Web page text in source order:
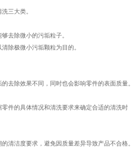
三大类。
去除微小的污垢粒子。
除极微小污垢颗粒为目的。
去除效果不同，同时也会影响零件的表面质量。
件的具体情况和清洗要求来确定合适的清洗时
清洁度要求，避免因质量差异导致产品不合格。